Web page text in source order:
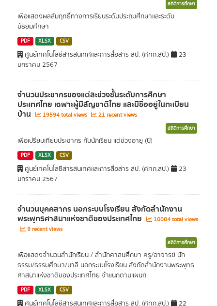
สถิติการศึกษา
เพื่อแสดงผลสัมฤทธิ์ทางการเรียนระดับประถมศึกษาและระดับ
มัธยมศึกษา
PDF XLSX CSV
ศูนย์เทคโนโลยีสารสนเทศและการสื่อสาร สป. (ศทก.สป.)
23
มกราคม 2567
จำนวนประชากรของแต่ละช่วงชั้นระดับการศึกษา
ประเทศไทย เฉพาะผู้มีสัญชาติไทย และมีชื่ออยู่ในทะเบียน
บ้าน 19594 total views 21 recent views
สถิติการศึกษา
เพื่อเปรียบเทียบประชากร กับนักเรียน แต่ช่วงอายุ (ปี)
PDF XLSX CSV
ศูนย์เทคโนโลยีสารสนเทศและการสื่อสาร สป. (ศทก.สป.)
23
มกราคม 2567
จำนวนบุคคลากร นอกระบบโรงเรียน สังกัดสำนักงาน
พระพุทธศาสนาแห่งชาติของประเทศไทย
10004 total views
9 recent views
สถิติการศึกษา
เพื่อแสดงจำนวนสำนักเรียน / สำนักศาสนศึกษา ครู/อาจารย์ นัก
ธรรม/ธรรมศึกษา/บาลี นอกระบบโรงเรียน สังกัดสำนักงานพระพุทธ
ศาสนาแห่งชาติของประเทศไทย จำแนกตามแผนก
PDF XLSX CSV
ศูนย์เทคโนโลยีสารสนเทศและการสื่อสาร สป. (ศทก.สป.)
22